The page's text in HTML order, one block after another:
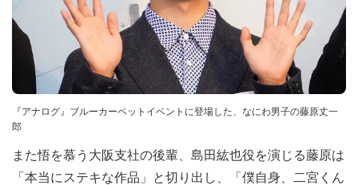
『アナログ』ブルーカーペットイベントに登場した、なにわ男子の藤原丈一
郎
また悟を慕う大阪支社の後輩、島田紘也役を演じる藤原は
「本当にステキな作品」と切り出し、「僕自身、二宮くん